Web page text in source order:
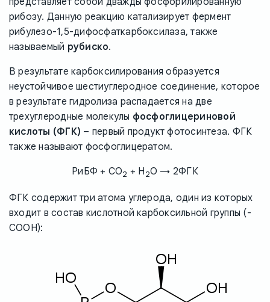
рибозу. Данную реакцию катализирует фермент
рибулезо-1,5-дифосфаткарбоксилаза, также
называемый рубиско.
В результате карбоксилирования образуется
неустойчивое шестиуглеродное соединение, которое
в результате гидролиза распадается на две
трехуглеродные молекулы фосфоглицериновой
кислоты (ФГК) – первый продукт фотосинтеза. ФГК
также называют фосфоглицератом.
РиБФ + CO2 + H2O → 2ФГК
ФГК содержит три атома углерода, один из которых
входит в состав кислотной карбоксильной группы (-
COOH):